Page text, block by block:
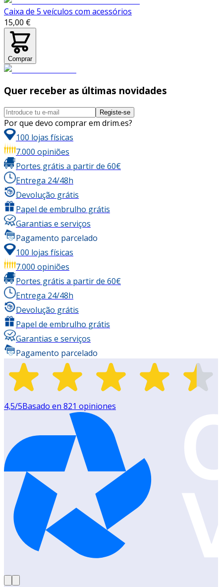
Caixa de 5 veículos com acessórios
15,00 €
Comprar
Quer receber as últimas novidades
Registe-se
Por que devo comprar em drim.es?
100 lojas físicas
7.000 opiniões
Portes grátis a partir de 60€
Entrega 24/48h
Devolução grátis
Papel de embrulho grátis
Garantias e serviços
Pagamento parcelado
100 lojas físicas
7.000 opiniões
Portes grátis a partir de 60€
Entrega 24/48h
Devolução grátis
Papel de embrulho grátis
Garantias e serviços
Pagamento parcelado
4,5/5Basado en 821 opiniones